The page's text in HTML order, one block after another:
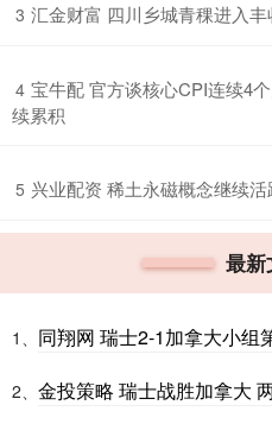
3 汇金财富 四川乡城青稞进入丰
4 宝牛配 官方谈核心CPI连续4
续累积
5 兴业配资 稀土永磁概念继续
最新
1、 同翔网 瑞士2-1加拿大小组
2、 金投策略 瑞士战胜加拿大